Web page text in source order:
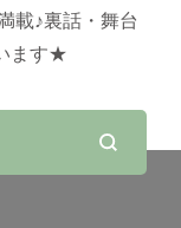
載♪裏話・舞台
ます★